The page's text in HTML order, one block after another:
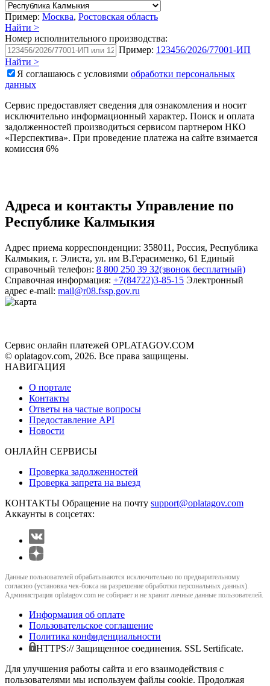
Пример: Москва, Ростовская область
Найти >
Номер исполнительного производства:
Пример: 123456/2026/77001-ИП
Найти >
Я соглашаюсь с условиями обработки персональных
данных
Сервис предоставляет сведения для ознакомления и носит
исключительно информационный характер. Поиск и оплата
задолженностей производиться сервисом партнером НКО
«Перспектива». При проведение платежа на сайте взимается
комиссия 6%
Адреса и контакты Управление по
Республике Калмыкия
Адрес приема корреспонденции: 358011 , Россия, Республика
Калмыкия, г. Элиста, ул. им В.Герасименко, 61 Единый
справочный телефон: 8 800 250 39 32(звонок бесплатный)
Справочная информация: +7(84722)3-85-15 Электронный
адрес e-mail: mail@r08.fssp.gov.ru
Сервис онлайн платежей OPLATAGOV.COM
© oplatagov.com, 2026. Все права защищены.
НАВИГАЦИЯ
О портале
Контакты
Ответы на частые вопросы
Предоставление API
Новости
ОНЛАЙН СЕРВИСЫ
Проверка задолженностей
Проверка запрета на выезд
КОНТАКТЫ Обращение на почту support@oplatagov.com
Аккаунты в соцсетях:
Данные пользователей обрабатываются исключительно по предварительному
согласию (установка чек-бокса на разрешение обработки персональных данных).
Администрация oplatagov.com не собирает и не хранит личные данные пользователей.
Информация об оплате
Пользовательское соглашение
Политика конфиденциальности
HTTPS:// Защищенное соединения. SSL Sertificate.
Для улучшения работы сайта и его взаимодействия с
пользователями мы используем файлы cookie. Продолжая